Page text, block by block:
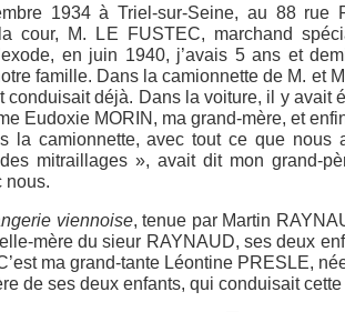
1934 à Triel-sur-Seine, au 88 rue
cour, M. LE FUSTEC, marchand
en juin 1940, j’avais 5 ans et
famille. Dans la camionnette de M. et
conduisait déjà. Dans la voiture, il y avait
Eudoxie MORIN, ma grand-mère, et
la camionnette, avec tout ce que nous
mitraillages », avait dit mon grand-
nous.
viennoise, tenue par Martin
mère du sieur RAYNAUD, ses deux
ma grand-tante Léontine PRESLE,
de ses deux enfants, qui conduisait